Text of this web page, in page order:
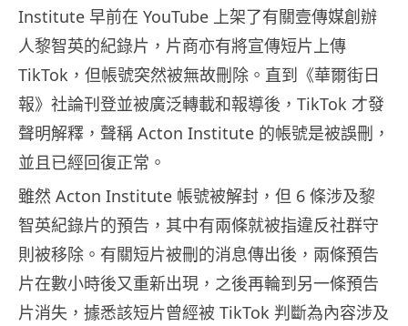
Institute 早前在 YouTube 上架了有關壹傳媒創辦
人黎智英的紀錄片，片商亦有將宣傳短片上傳
TikTok，但帳號突然被無故刪除。直到《華爾街日
報》社論刊登並被廣泛轉載和報導後，TikTok 才發
聲明解釋，聲稱 Acton Institute 的帳號是被誤刪，
並且已經回復正常。
雖然 Acton Institute 帳號被解封，但 6 條涉及黎
智英紀錄片的預告，其中有兩條就被指違反社群守
則被移除。有關短片被刪的消息傳出後，兩條預告
片在數小時後又重新出現，之後再輪到另一條預告
片消失，據悉該短片曾經被 TikTok 判斷為內容涉及